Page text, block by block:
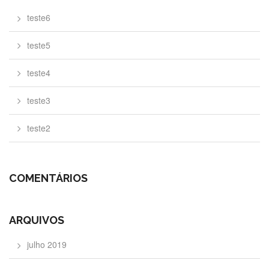
teste6
teste5
teste4
teste3
teste2
COMENTÁRIOS
ARQUIVOS
julho 2019